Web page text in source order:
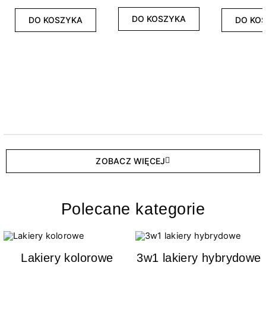
DO KOSZYKA DO KOSZYKA DO
ZOBACZ WIĘCEJ
Polecane kategorie
Lakiery kolorowe 3w1 lakiery hybrydowe